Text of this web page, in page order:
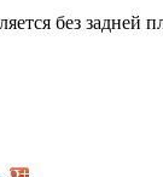
без задней